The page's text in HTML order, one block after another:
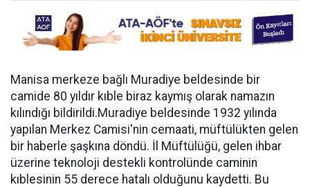
Manisa merkeze bağlı Muradiye beldesinde bir
camide 80 yıldır kıble biraz kaymış olarak namazın
kılındığı bildirildi.Muradiye beldesinde 1932 yılında
yapılan Merkez Camisi'nin cemaati, müftülükten gelen
bir haberle şaşkına döndü. İl Müftülüğü, gelen ihbar
üzerine teknoloji destekli kontrolünde caminin
kıblesinin 55 derece hatalı olduğunu kaydetti. Bu